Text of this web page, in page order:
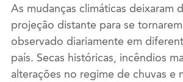
As mudanças climáticas deixaram
projeção distante para se
observado diariamente em
país. Secas históricas, incêndios
alterações no regime de chuvas e